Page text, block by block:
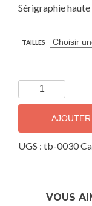
Sérigraphie
TAILLES
quantité
de
Guevara
UGS : tb-0030
VOUS